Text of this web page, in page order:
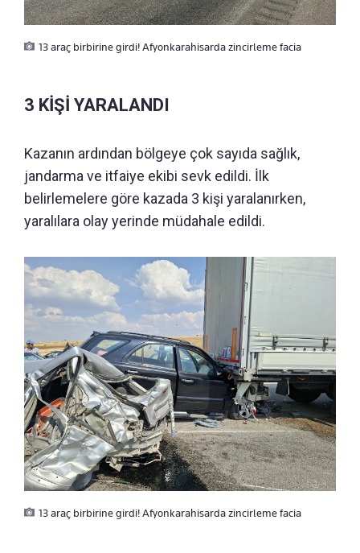
13 araç birbirine girdi! Afyonkarahisarda zincirleme facia
3 KİŞİ YARALANDI
Kazanın ardından bölgeye çok sayıda sağlık,
jandarma ve itfaiye ekibi sevk edildi. İlk
belirlemelere göre kazada 3 kişi yaralanırken,
yaralılara olay yerinde müdahale edildi.
13 araç birbirine girdi! Afyonkarahisarda zincirleme facia